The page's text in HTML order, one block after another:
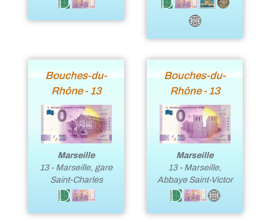
Bouches-du-
Rhône - 13
Marseille
13 - Marseille, gare
Saint-Charles
Bouches-du-
Rhône - 13
Marseille
13 - Marseille,
Abbaye Saint-Victor